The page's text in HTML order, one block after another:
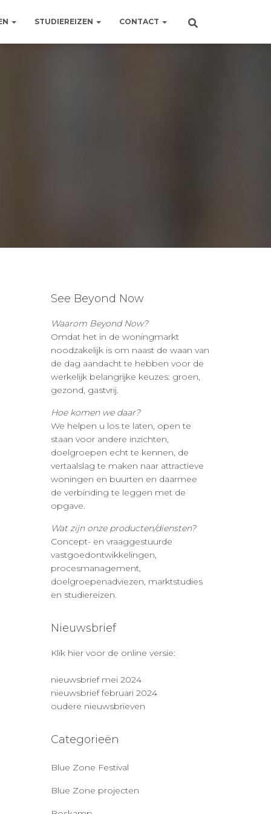
STUDIEREIZEN CONTACT
See Beyond Now
Waarom Beyond Now?
Omdat het in de woningmarkt
noodzakelijk is om naast de waan van
de dag aandacht te hebben voor de
werkelijk belangrijke keuzes: groen,
gezond, gastvrij.
Hoe komen we daar?
We helpen u los te laten, open te
staan voor andere inzichten,
doelgroepen echt te kennen, de
vertaalslag te maken naar attractieve
woningen en buurten en daarmee
de verbinding te leggen met de
opgave.
Wat zijn onze producten/diensten?
Concept- en vraaggestuurde
vastgoedontwikkelingen,
procesmanagement,
doelgroepenadviezen, marktstudies
en studiereizen.
Nieuwsbrief
Klik hier voor de online versie:
nieuwsbrief mei 2024
nieuwsbrief februari 2024
oudere nieuwsbrieven
Categorieën
Blue Zone Festival
Blue Zone projecten